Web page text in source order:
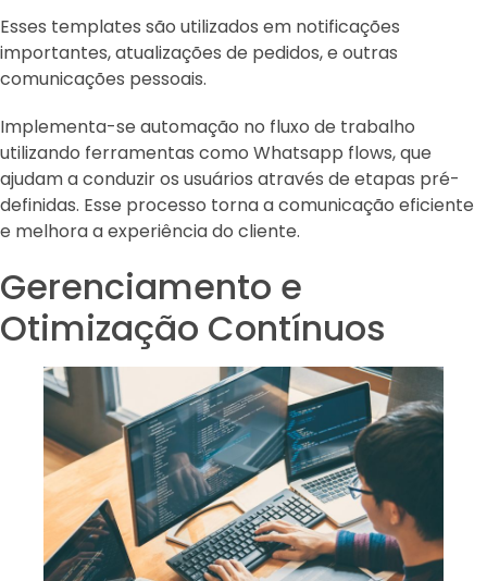
Esses templates são utilizados em notificações
importantes, atualizações de pedidos, e outras
comunicações pessoais.
Implementa-se automação no fluxo de trabalho
utilizando ferramentas como Whatsapp flows, que
ajudam a conduzir os usuários através de etapas pré-
definidas. Esse processo torna a comunicação eficiente
e melhora a experiência do cliente.
Gerenciamento e
Otimização Contínuos